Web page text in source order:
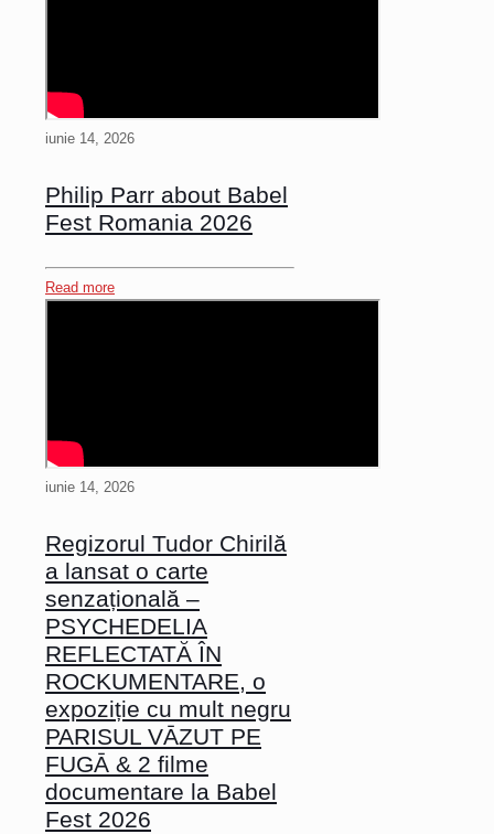
iunie 14, 2026
Philip Parr about Babel
Fest Romania 2026
Read more
iunie 14, 2026
Regizorul Tudor Chirilă
a lansat o carte
senzațională –
PSYCHEDELIA
REFLECTATĂ ÎN
ROCKUMENTARE, o
expoziție cu mult negru
PARISUL VĀZUT PE
FUGĀ & 2 filme
documentare la Babel
Fest 2026